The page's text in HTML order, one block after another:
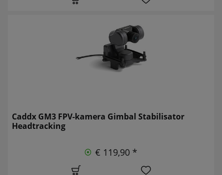
Caddx GM3 FPV-kamera Gimbal Stabilisator
Headtracking
€ 119,90 *